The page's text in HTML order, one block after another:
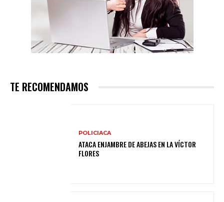
TE RECOMENDAMOS
POLICIACA
ATACA ENJAMBRE DE ABEJAS EN LA VÍCTOR
FLORES